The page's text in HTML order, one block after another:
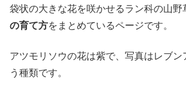
袋状の大きな花を咲かせるラン科の山野
の育て方をまとめているページです。
アツモリソウの花は紫で、写真はレブン
う種類です。